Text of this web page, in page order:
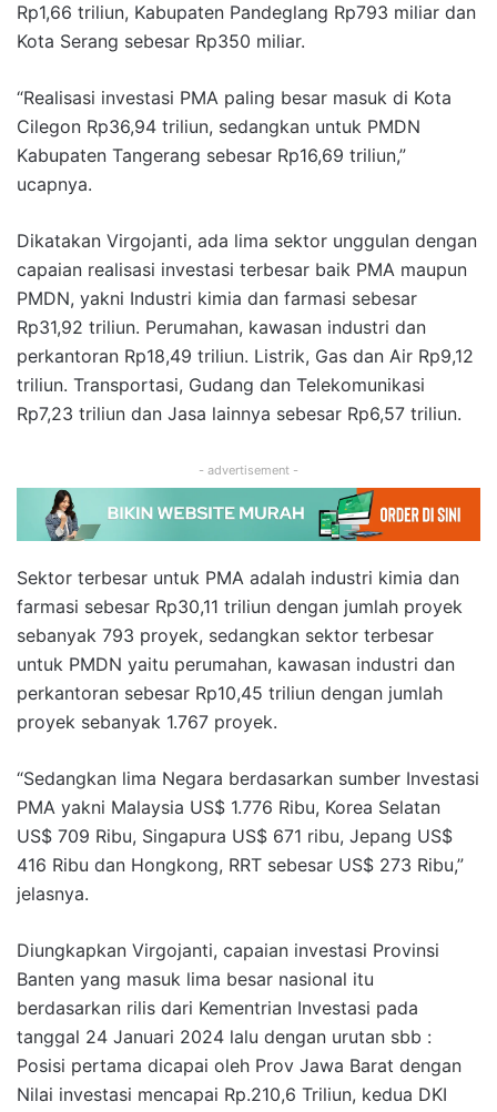
Rp1,66 triliun, Kabupaten Pandeglang Rp793 miliar dan
Kota Serang sebesar Rp350 miliar.
“Realisasi investasi PMA paling besar masuk di Kota
Cilegon Rp36,94 triliun, sedangkan untuk PMDN
Kabupaten Tangerang sebesar Rp16,69 triliun,”
ucapnya.
Dikatakan Virgojanti, ada lima sektor unggulan dengan
capaian realisasi investasi terbesar baik PMA maupun
PMDN, yakni Industri kimia dan farmasi sebesar
Rp31,92 triliun. Perumahan, kawasan industri dan
perkantoran Rp18,49 triliun. Listrik, Gas dan Air Rp9,12
triliun. Transportasi, Gudang dan Telekomunikasi
Rp7,23 triliun dan Jasa lainnya sebesar Rp6,57 triliun.
- advertisement -
Sektor terbesar untuk PMA adalah industri kimia dan
farmasi sebesar Rp30,11 triliun dengan jumlah proyek
sebanyak 793 proyek, sedangkan sektor terbesar
untuk PMDN yaitu perumahan, kawasan industri dan
perkantoran sebesar Rp10,45 triliun dengan jumlah
proyek sebanyak 1.767 proyek.
“Sedangkan lima Negara berdasarkan sumber Investasi
PMA yakni Malaysia US$ 1.776 Ribu, Korea Selatan
US$ 709 Ribu, Singapura US$ 671 ribu, Jepang US$
416 Ribu dan Hongkong, RRT sebesar US$ 273 Ribu,”
jelasnya.
Diungkapkan Virgojanti, capaian investasi Provinsi
Banten yang masuk lima besar nasional itu
berdasarkan rilis dari Kementrian Investasi pada
tanggal 24 Januari 2024 lalu dengan urutan sbb :
Posisi pertama dicapai oleh Prov Jawa Barat dengan
Nilai investasi mencapai Rp.210,6 Triliun, kedua DKI